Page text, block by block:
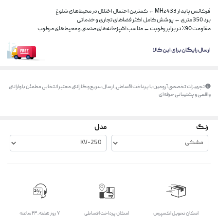
فرکانس پایدار 433 MHz ← کمترین احتمال اختلال در محیط‌های شلوغ
برد 350 متری ← پوشش کامل اکثر فضاهای تجاری و خدماتی
مقاومت 90٪ در برابر رطوبت ← مناسب آشپزخانه‌های صنعتی و محیط‌های مرطوب
ارسال رایگان برای این کالا
تجهیزات تخصصی آرومین با پرداخت اقساطی، ارسال سریع و گارانتی معتبر انتخابی مطمئن با وارانتی
واقعی و پشتیبانی حرفه‌ای
رنگ مدل
اﻣﮑﺎن ﺗﺤﻮﯾﻞ اﮐﺴﭙﺮس امکان پرداخت اقساطی ۷ روز ﻫﻔﺘﻪ، ۲۴ ﺳﺎﻋﺘﻪ